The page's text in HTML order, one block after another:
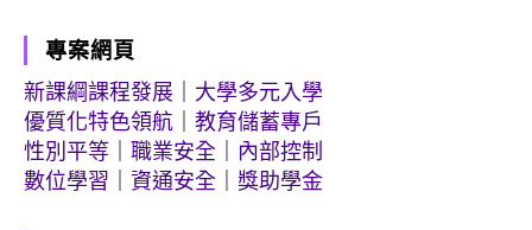
專案網頁
新課綱課程發展
大學多元入學
優質化特色領航
教育儲蓄專戶
性別平等
職業安全
內部控制
數位學習
資通安全 獎助學金